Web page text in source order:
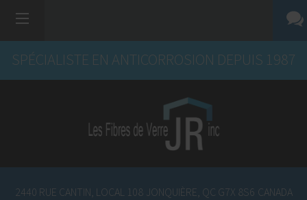
SPÉCIALISTE EN ANTICORROSION DEPUIS 1987
2440 RUE CANTIN, LOCAL 108 JONQUIÈRE, QC G7X 8S6 CANADA